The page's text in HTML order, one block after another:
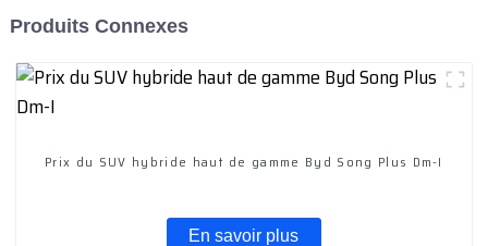
Produits Connexes
Prix ​​du SUV hybride haut de gamme Byd Song Plus Dm-I
En savoir plus